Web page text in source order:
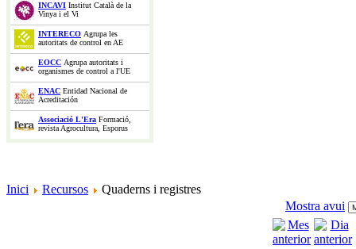
INCAVI Institut Català de la
Vinya i el Vi
INTERECO Agrupa les
autoritats de control en AE
EOCC Agrupa autoritats i
organismes de control a l'UE
ENAC Entidad Nacional de
Acreditación
Associació L'Era Formació,
revista Agrocultura, Esporus
Inici Recursos
Quaderns i registres
Mostra avui